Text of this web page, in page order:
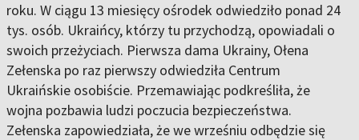
roku. W ciągu 13 miesięcy ośrodek odwiedziło ponad 24
tys. osób. Ukraińcy, którzy tu przychodzą, opowiadali o
swoich przeżyciach. Pierwsza dama Ukrainy, Ołena
Zełenska po raz pierwszy odwiedziła Centrum
Ukraińskie osobiście. Przemawiając podkreśliła, że
wojna pozbawia ludzi poczucia bezpieczeństwa.
Zełenska zapowiedziała, że we wrześniu odbędzie się